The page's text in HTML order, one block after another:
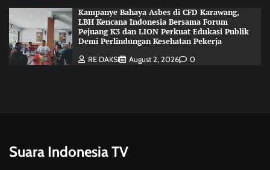
Kampanye Bahaya Asbes di CFD Karawang,
LBH Kencana Indonesia Bersama Forum
Pejuang K3 dan LION Perkuat Edukasi Publik
Demi Perlindungan Kesehatan Pekerja
RE DAKSI August 2, 2026 0
Suara Indonesia TV